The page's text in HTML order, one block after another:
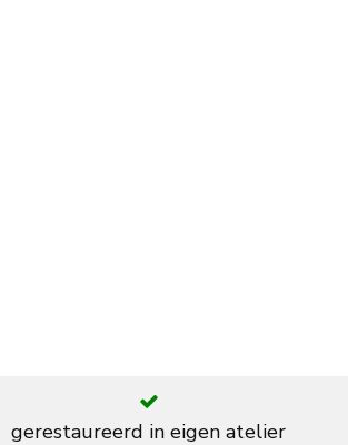
gerestaureerd in eigen atelier